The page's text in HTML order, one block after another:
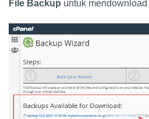
File Backup untuk